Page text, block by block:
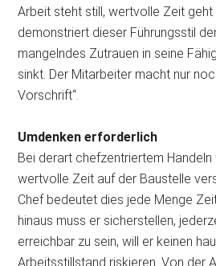
Arbeit steht still, wertvolle Zeit
demonstriert dieser Führungsstil
mangelndes Zutrauen in seine
sinkt. Der Mitarbeiter macht nur
Vorschrift“.
Umdenken erforderlich
Bei derart chefzentriertem
wertvolle Zeit auf der Baustelle
Chef bedeutet dies jede Menge
hinaus muss er sicherstellen,
erreichbar zu sein, will er keinen
Arbeitsstillstand riskieren. Von der